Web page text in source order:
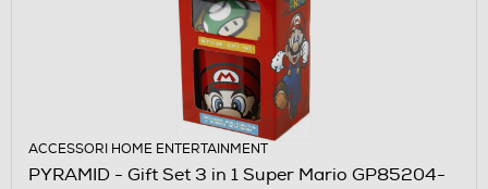
ACCESSORI HOME ENTERTAINMENT
PYRAMID - Gift Set 3 in 1 Super Mario GP85204-